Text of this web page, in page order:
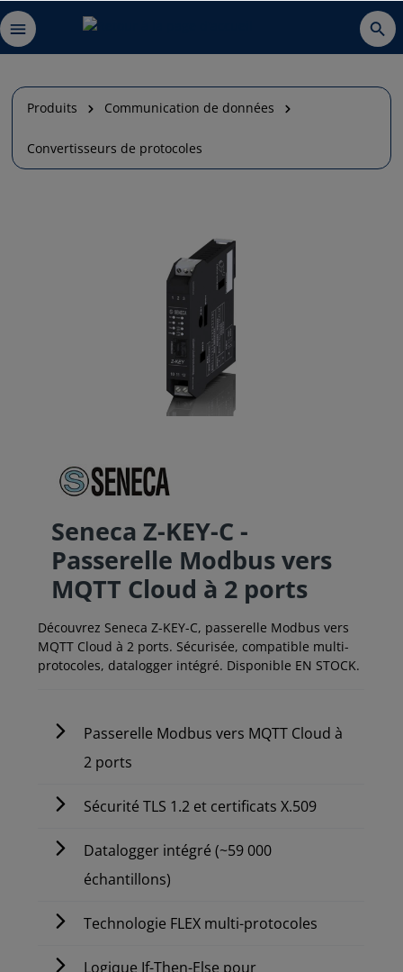
Produits Communication de données
Convertisseurs de protocoles
Seneca Z-KEY-C -
Passerelle Modbus vers
MQTT Cloud à 2 ports
Découvrez Seneca Z-KEY-C, passerelle Modbus vers
MQTT Cloud à 2 ports. Sécurisée, compatible multi-
protocoles, datalogger intégré. Disponible EN STOCK.
Passerelle Modbus vers MQTT Cloud à
2 ports
Sécurité TLS 1.2 et certificats X.509
Datalogger intégré (~59 000
échantillons)
Technologie FLEX multi-protocoles
Logique If-Then-Else pour